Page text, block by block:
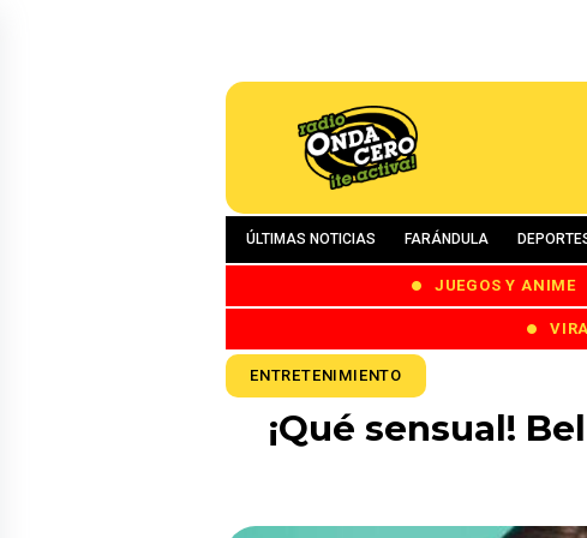
ÚLTIMAS NOTICIAS FARÁNDULA
JUEGOS Y ANIME
ENTRETENIMIENTO
¡Qué sensual!